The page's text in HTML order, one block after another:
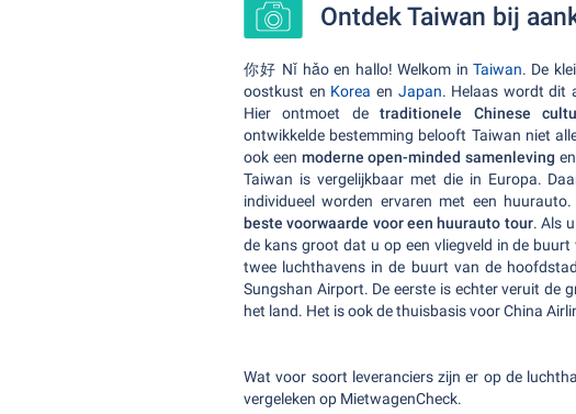
Ontdek Taiwan bij
你好 Nǐ hǎo en hallo! Welkom in Taiwan. De
oostkust en Korea en Japan. Helaas wordt dit
Hier ontmoet detraditionele Chinese
ontwikkelde bestemming belooft Taiwan niet
ook een moderne open-minded samenleving
Taiwan is vergelijkbaar met die in Europa.
individueel worden ervaren met een
beste voorwaarde voor een huurauto tour. Als
de kans groot dat u op een vliegveld in de
twee luchthavens in de buurt van de
Sungshan Airport. De eerste is echter veruit de
het land. Het is ook de thuisbasis voor China
Wat voor soort leveranciers zijn er op de
vergeleken op MietwagenCheck.